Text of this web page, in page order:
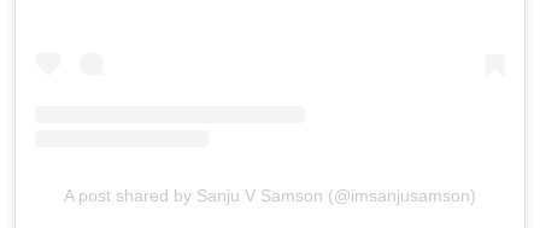
A post shared by Sanju V Samson (@imsanjusamson)